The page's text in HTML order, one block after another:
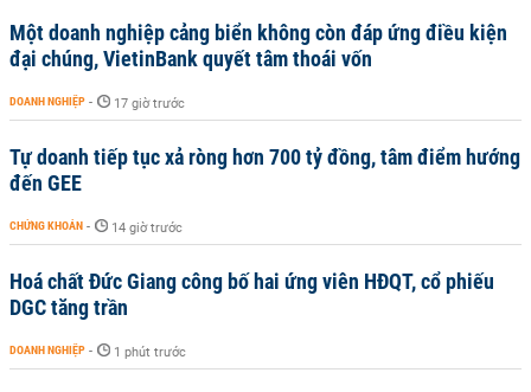
Một doanh nghiệp cảng biển không còn đáp ứng điều kiện
đại chúng, VietinBank quyết tâm thoái vốn
DOANH NGHIỆP - 17 giờ trước
Tự doanh tiếp tục xả ròng hơn 700 tỷ đồng, tâm điểm hướng
đến GEE
CHỨNG KHOÁN - 14 giờ trước
Hoá chất Đức Giang công bố hai ứng viên HĐQT, cổ phiếu
DGC tăng trần
DOANH NGHIỆP - 1 phút trước